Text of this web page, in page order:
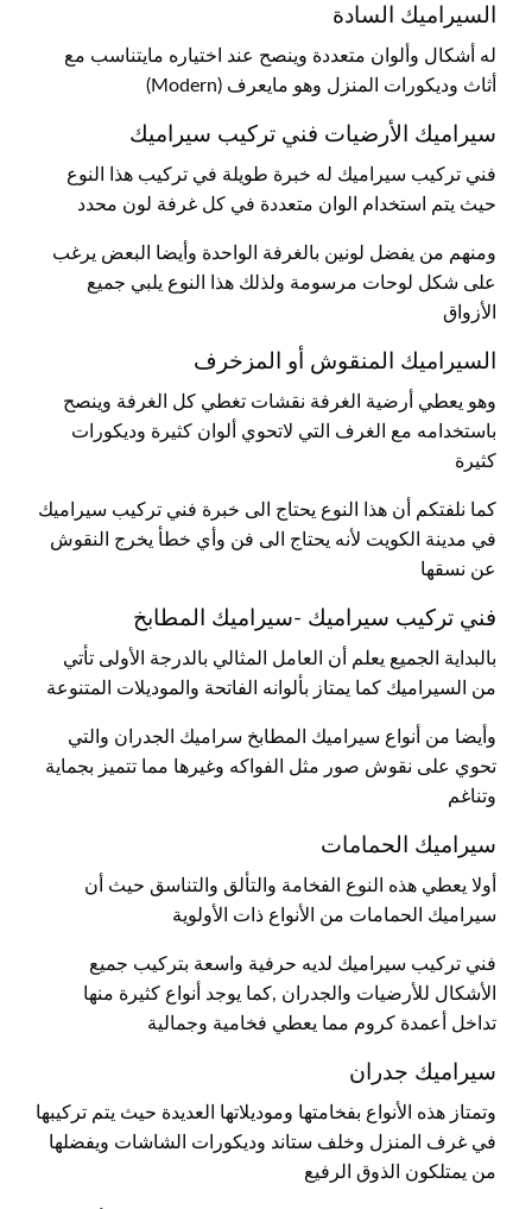
السيراميك السادة
له أشكال وألوان متعددة وينصح عند اختياره مايتناسب مع
أثاث وديكورات المنزل وهو مايعرف (Modern)
سيراميك الأرضيات فني تركيب سيراميك
فني تركيب سيراميك له خبرة طويلة في تركيب هذا النوع
حيث يتم استخدام الوان متعددة في كل غرفة لون محدد
ومنهم من يفضل لونين بالغرفة الواحدة وأيضا البعض يرغب
على شكل لوحات مرسومة ولذلك هذا النوع يلبي جميع
الأزواق
السيراميك المنقوش أو المزخرف
وهو يعطي أرضية الغرفة نقشات تغطي كل الغرفة وينصح
باستخدامه مع الغرف التي لاتحوي ألوان كثيرة وديكورات
كثيرة
كما نلفتكم أن هذا النوع يحتاج الى خبرة فني تركيب سيراميك
في مدينة الكويت لأنه يحتاج الى فن وأي خطأ يخرج النقوش
عن نسقها
فني تركيب سيراميك -سيراميك المطابخ
بالبداية الجميع يعلم أن العامل المثالي بالدرجة الأولى تأتي
من السيراميك كما يمتاز بألوانه الفاتحة والموديلات المتنوعة
وأيضا من أنواع سيراميك المطابخ سراميك الجدران والتي
تحوي على نقوش صور مثل الفواكه وغيرها مما تتميز بجماية
وتناغم
سيراميك الحمامات
أولا يعطي هذه النوع الفخامة والتألق والتناسق حيث أن
سيراميك الحمامات من الأنواع ذات الأولوية
فني تركيب سيراميك لديه حرفية واسعة بتركيب جميع
الأشكال للأرضيات والجدران ,كما يوجد أنواع كثيرة منها
تداخل أعمدة كروم مما يعطي فخامية وجمالية
سيراميك جدران
وتمتاز هذه الأنواع بفخامتها وموديلاتها العديدة حيث يتم تركيبها
في غرف المنزل وخلف ستاند وديكورات الشاشات ويفضلها
من يمتلكون الذوق الرفيع